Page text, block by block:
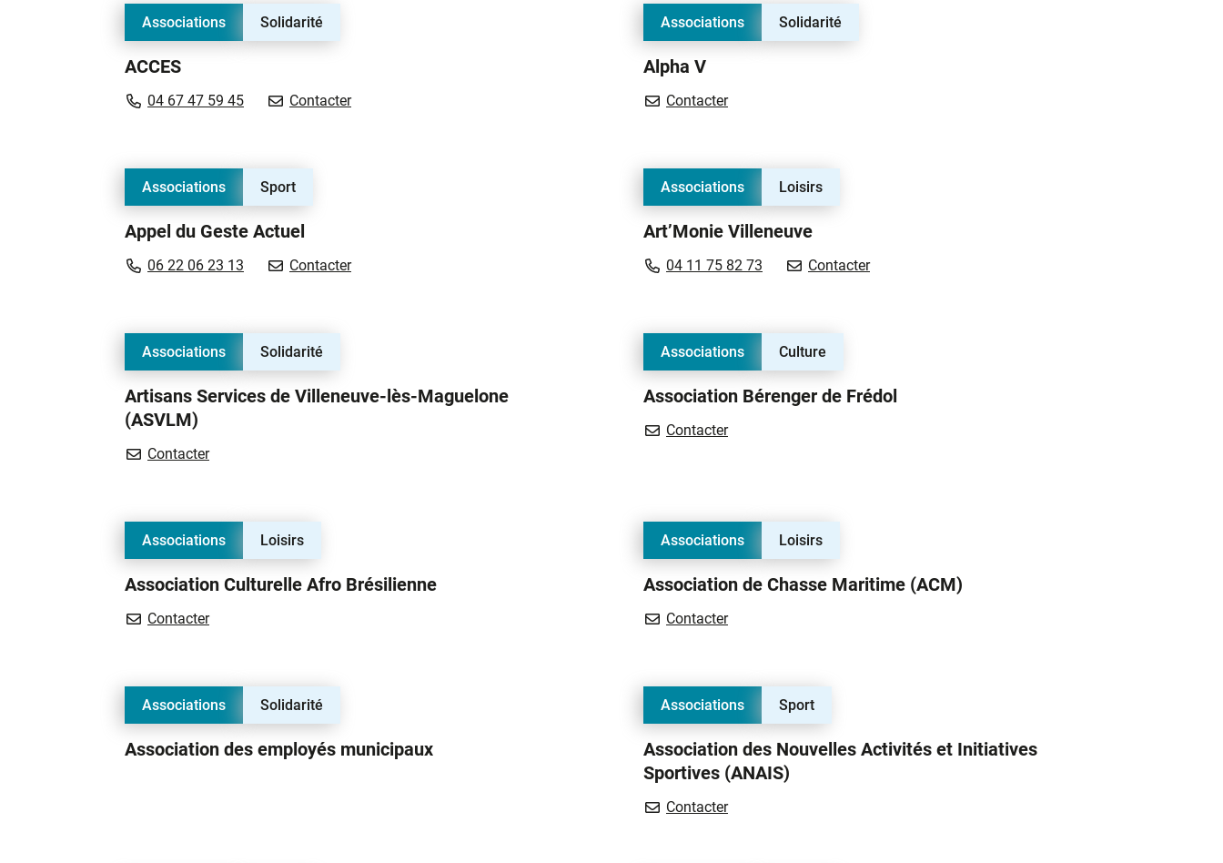
Associations Solidarité
ACCES
04 67 47 59 45 ContacterACCES
Associations Solidarité
Alpha V
ContacterAlpha V
Associations Sport
Appel du Geste Actuel
06 22 06 23 13 ContacterAppel du Geste Actuel
Associations Loisirs
Art’Monie Villeneuve
04 11 75 82 73 ContacterArt’Monie Villeneuve
Associations Solidarité
Artisans Services de Villeneuve-lès-Maguelone
(ASVLM)
ContacterArtisans Services de Villeneuve-lès-Maguelone (ASVLM)
Associations Culture
Association Bérenger de Frédol
ContacterAssociation Bérenger de Frédol
Associations Loisirs
Association Culturelle Afro Brésilienne
ContacterAssociation Culturelle Afro Brésilienne
Associations Loisirs
Association de Chasse Maritime (ACM)
ContacterAssociation de Chasse Maritime (ACM)
Associations Solidarité
Association des employés municipaux
Associations Sport
Association des Nouvelles Activités et Initiatives
Sportives (ANAIS)
ContacterAssociation des Nouvelles Activités et Initiatives Sportives (ANAIS)